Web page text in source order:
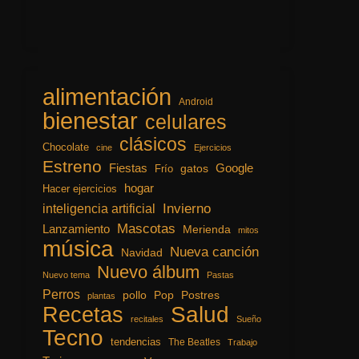
alimentación Android
bienestar celulares
Chocolate cine clásicos Ejercicios
Estreno Fiestas Frío gatos Google
Hacer ejercicios hogar
inteligencia artificial Invierno
Lanzamiento Mascotas Merienda mitos
música Navidad Nueva canción
Nuevo tema Nuevo álbum Pastas
Perros plantas pollo Pop Postres
Recetas recitales Salud Sueño
Tecno tendencias The Beatles Trabajo